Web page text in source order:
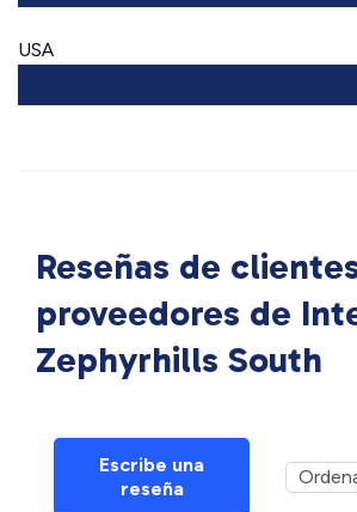
USA
Reseñas de
proveedores de
Zephyrhills South
Escribe una
reseña